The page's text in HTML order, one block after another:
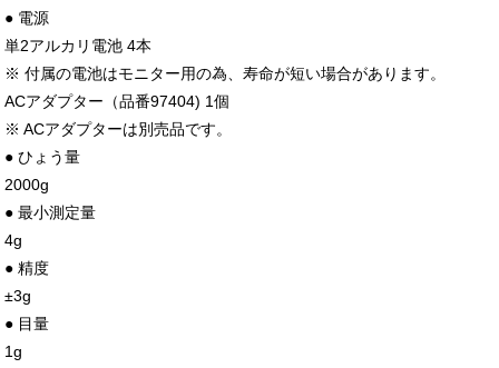
● 電源
単2アルカリ電池 4本
※ 付属の電池はモニター用の為、寿命が短い場合があります。
ACアダプター（品番97404) 1個
※ ACアダプターは別売品です。
● ひょう量
2000g
● 最小測定量
4g
● 精度
±3g
● 目量
1g